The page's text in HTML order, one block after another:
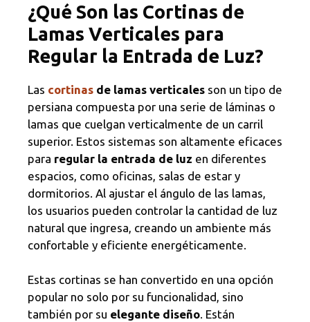
¿Qué Son las Cortinas de
Lamas Verticales para
Regular la Entrada de Luz?
Las cortinas de lamas verticales son un tipo de
persiana compuesta por una serie de láminas o
lamas que cuelgan verticalmente de un carril
superior. Estos sistemas son altamente eficaces
para regular la entrada de luz en diferentes
espacios, como oficinas, salas de estar y
dormitorios. Al ajustar el ángulo de las lamas,
los usuarios pueden controlar la cantidad de luz
natural que ingresa, creando un ambiente más
confortable y eficiente energéticamente.
Estas cortinas se han convertido en una opción
popular no solo por su funcionalidad, sino
también por su elegante diseño. Están